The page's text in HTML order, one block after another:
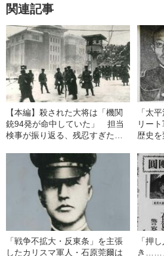
関連記事
【本編】殺された大将は「機関
銃94発が命中していた」 担当
検事が振り返る、残忍すぎた
「太
リー
歴史
「戦争不拡大・反東条」を主張
したカリスマ軍人・石原莞爾は
「押
き……